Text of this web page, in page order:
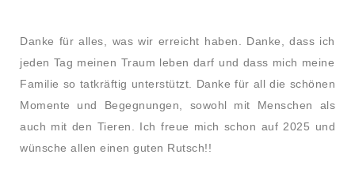
Danke für alles, was wir erreicht haben. Danke, dass ich
jeden Tag meinen Traum leben darf und dass mich meine
Familie so tatkräftig unterstützt. Danke für all die schönen
Momente und Begegnungen, sowohl mit Menschen als
auch mit den Tieren. Ich freue mich schon auf 2025 und
wünsche allen einen guten Rutsch!!